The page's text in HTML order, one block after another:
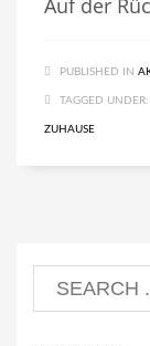
Auf der
PUBLISHED IN
TAGGED UNDER:
ZUHAUSE